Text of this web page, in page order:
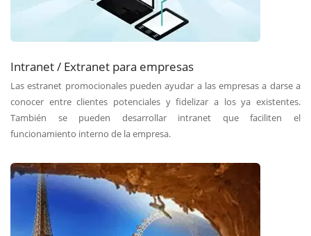
Intranet / Extranet para empresas
Las estranet promocionales pueden ayudar a las empresas a darse a
conocer entre clientes potenciales y fidelizar a los ya existentes.
También se pueden desarrollar intranet que faciliten el
funcionamiento interno de la empresa.